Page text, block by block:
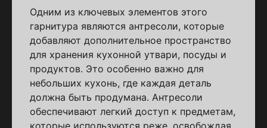
Одним из ключевых элементов этого
гарнитура являются антресоли, которые
добавляют дополнительное пространство
для хранения кухонной утвари, посуды и
продуктов. Это особенно важно для
небольших кухонь, где каждая деталь
должна быть продумана. Антресоли
обеспечивают легкий доступ к предметам,
которые используются реже, освобождая